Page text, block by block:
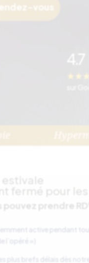
vous
4.7
☆ ☆ ☆
fermé pour les
prendre
active pendant
l’opéré »)
plus brefs délais dès